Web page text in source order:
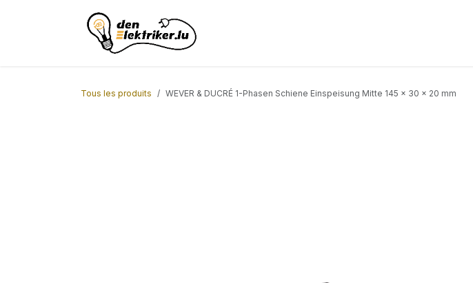
Tous les produits WEVER & DUCRÉ 1-Phasen Schiene Einspeisung Mitte 145 x 30 x 20 mm